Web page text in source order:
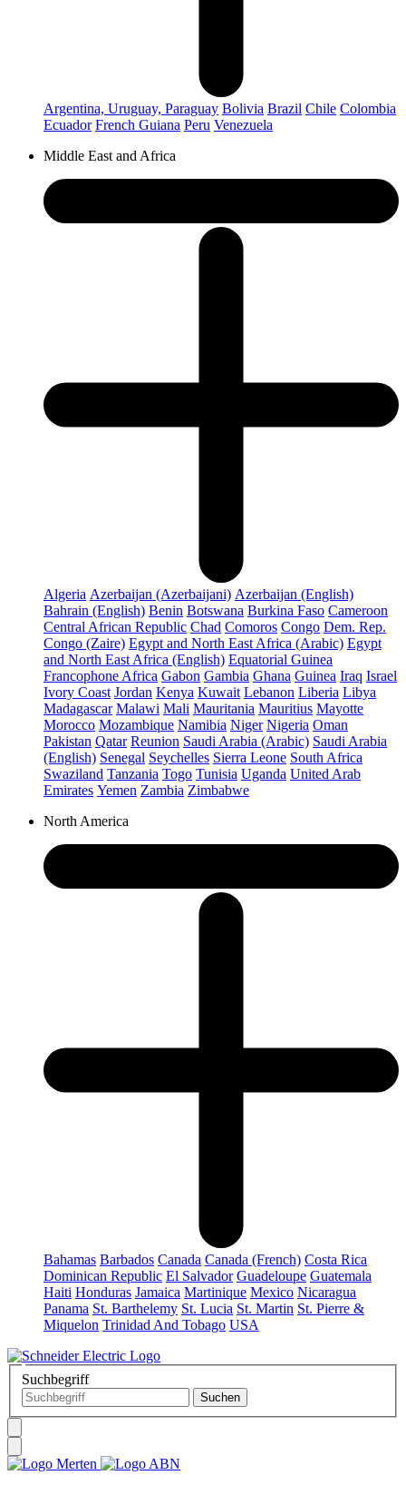
Argentina, Uruguay, Paraguay Bolivia Brazil Chile Colombia
Ecuador French Guiana Peru Venezuela
Middle East and Africa
Algeria Azerbaijan (Azerbaijani) Azerbaijan (English)
Bahrain (English) Benin Botswana Burkina Faso Cameroon
Central African Republic Chad Comoros Congo Dem. Rep.
Congo (Zaire) Egypt and North East Africa (Arabic) Egypt
and North East Africa (English) Equatorial Guinea
Francophone Africa Gabon Gambia Ghana Guinea Iraq Israel
Ivory Coast Jordan Kenya Kuwait Lebanon Liberia Libya
Madagascar Malawi Mali Mauritania Mauritius Mayotte
Morocco Mozambique Namibia Niger Nigeria Oman
Pakistan Qatar Reunion Saudi Arabia (Arabic) Saudi Arabia
(English) Senegal Seychelles Sierra Leone South Africa
Swaziland Tanzania Togo Tunisia Uganda United Arab
Emirates Yemen Zambia Zimbabwe
North America
Bahamas Barbados Canada Canada (French) Costa Rica
Dominican Republic El Salvador Guadeloupe Guatemala
Haiti Honduras Jamaica Martinique Mexico Nicaragua
Panama St. Barthelemy St. Lucia St. Martin St. Pierre &
Miquelon Trinidad And Tobago USA
Suchbegriff